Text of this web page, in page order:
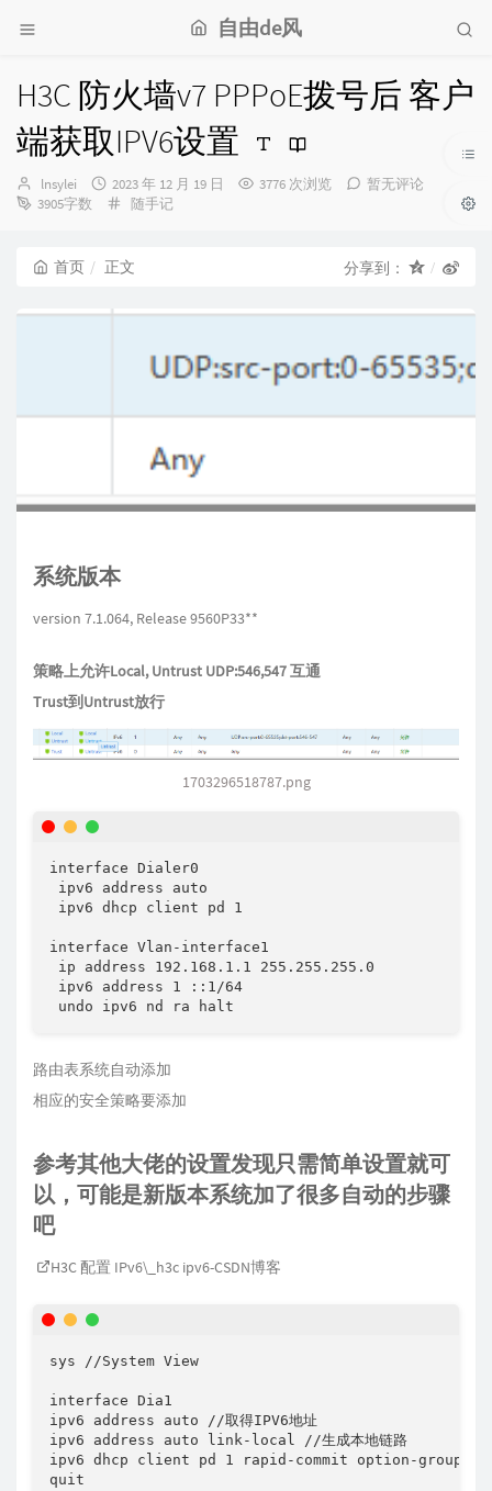
自由de风
H3C 防火墙v7 PPPoE拨号后 客户
端获取IPV6设置
博
主：
lnsylei
发
布
2023 年 12 月 19 日 3776 次浏览
暂无评论
3905字数
分
随手记
首页 正文 分享到：
系统版本
version 7.1.064, Release 9560P33**
策略上允许Local, Untrust UDP:546,547 互通
Trust到Untrust放行
1703296518787.png
interface Dialer0
ipv6 address auto
ipv6 dhcp client pd 1
interface Vlan-interface1
ip address 192.168.1.1 255.255.255.0
ipv6 address 1 ::1/64
undo ipv6 nd ra halt
路由表系统自动添加
相应的安全策略要添加
参考其他大佬的设置发现只需简单设置就可
以，可能是新版本系统加了很多自动的步骤
吧
H3C 配置 IPv6\_h3c ipv6-CSDN博客
sys //System View
interface Dia1
ipv6 address auto //取得IPV6地址
ipv6 address auto link-local //生成本地链路
ipv6 dhcp client pd 1 rapid-commit option-group 1 //获
quit